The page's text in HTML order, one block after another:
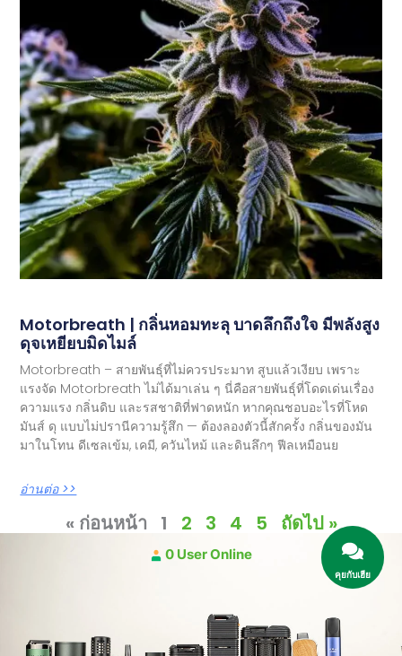
Motorbreath | กลิ่นหอมทะลุ บาดลึกถึงใจ มีพลังสูง
ดุจเหยียบมิดไมล์
Motorbreath – สายพันธุ์ที่ไม่ควรประมาท สูบแล้วเงียบ เพราะ
แรงจัด Motorbreath ไม่ได้มาเล่น ๆ นี่คือสายพันธุ์ที่โดดเด่นเรื่อง
ความแรง กลิ่นดิบ และรสชาติที่ฟาดหนัก หากคุณชอบอะไรที่โหด
มันส์ ดุ แบบไม่ปรานีความรู้สึก — ต้องลองตัวนี้สักครั้ง กลิ่นของมัน
มาในโทน ดีเซลเข้ม, เคมี, ควันไหม้ และดินลึกๆ ฟีลเหมือนย
อ่านต่อ >>
« ก่อนหน้า 1 2 3 4 5 ถัดไป »
0 User Online
คุยกับเฮีย